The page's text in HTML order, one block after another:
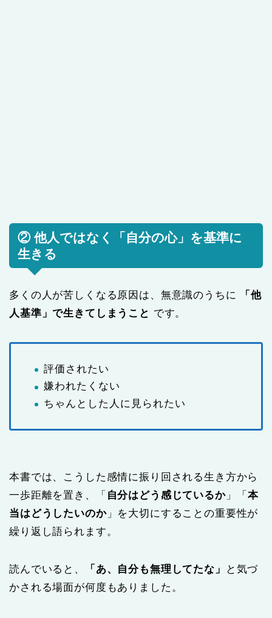
② 他人ではなく「自分の心」を基準に
生きる
多くの人が苦しくなる原因は、無意識のうちに
「他
人基準」で生きてしまうこと です。
評価されたい
嫌われたくない
ちゃんとした人に見られたい
本書では、こうした感情に振り回される生き方から
一歩距離を置き、「 自分はどう感じているか」「 本
当はどうしたいのか」を大切にすることの重要性が
繰り返し語られます。
読んでいると、 「あ、自分も無理してたな」
と気づ
かされる場面が何度もありました。